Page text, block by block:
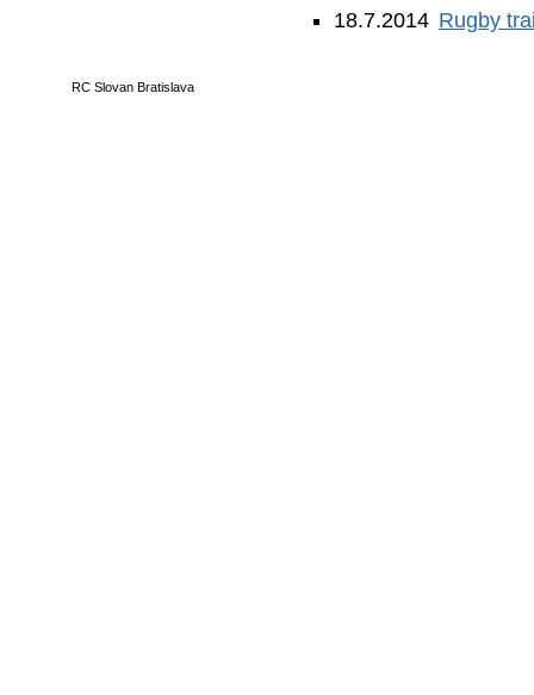
18.7.2014 Rugby
RC Slovan Bratislava